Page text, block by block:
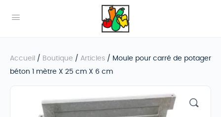
Accueil / Boutique / Articles / Moule pour carré de potager
béton 1 mètre X 25 cm X 6 cm